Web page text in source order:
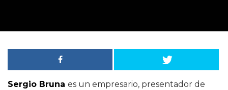
Sergio Bruna es un empresario, presentador de